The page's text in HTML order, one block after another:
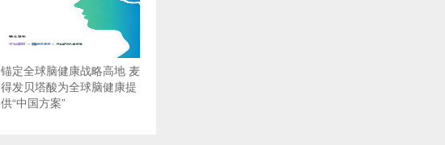
锚定全球脑健康战略高地 麦
得发贝塔酸为全球脑健康提
供“中国方案”